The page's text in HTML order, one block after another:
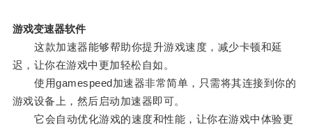
游戏变速器软件
这款加速器能够帮助你提升游戏速度，减少卡顿和延
迟，让你在游戏中更加轻松自如。
使用gamespeed加速器非常简单，只需将其连接到你的
游戏设备上，然后启动加速器即可。
它会自动优化游戏的速度和性能，让你在游戏中体验更